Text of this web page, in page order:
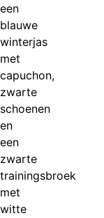
een
blauwe
winterjas
met
capuchon,
zwarte
schoenen
en
een
zwarte
trainingsbroek
met
witte